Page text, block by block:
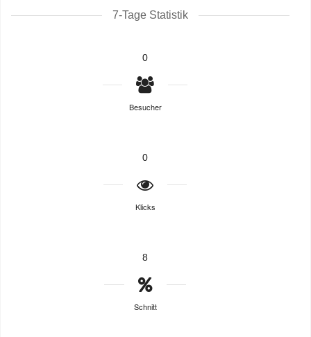
7-Tage Statistik
0
Besucher
0
Klicks
8
Schnitt